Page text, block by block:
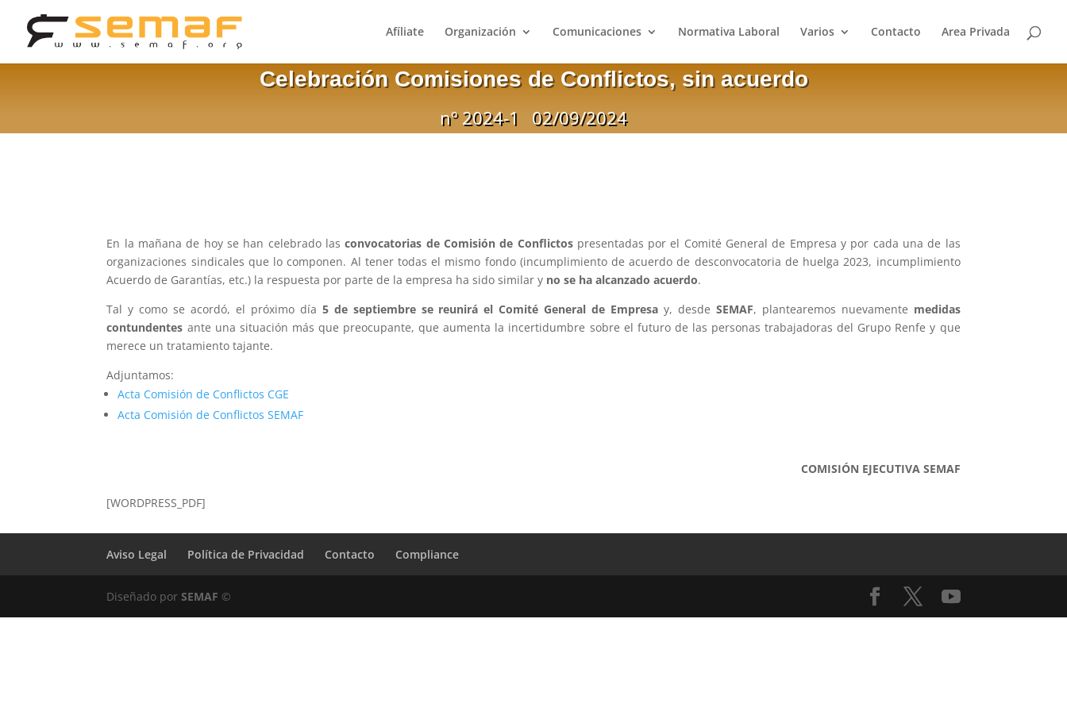
Afíliate Organización Comunicaciones Normativa Laboral Varios Contacto Area Privada
Celebración Comisiones de Conflictos, sin acuerdo
nº 2024-1 02/09/2024
En la mañana de hoy se han celebrado lasconvocatorias de Comisión de Conflictospresentadas por el Comité General de Empresa y por cada una de las
organizaciones sindicales que lo componen. Al tener todas el mismo fondo (incumplimiento de acuerdo de desconvocatoria de huelga 2023, incumplimiento
Acuerdo de Garantías, etc.) la respuesta por parte de la empresa ha sido similar y no se ha alcanzado acuerdo.
Tal y como se acordó, el próximo día 5 de septiembre se reunirá el Comité General de Empresa y, desde SEMAF, plantearemos nuevamente medidas
contundentes ante una situación más que preocupante, que aumenta la incertidumbre sobre el futuro de las personas trabajadoras del Grupo Renfe y que
merece un tratamiento tajante.
Adjuntamos:
Acta Comisión de Conflictos CGE
Acta Comisión de Conflictos SEMAF
COMISIÓN EJECUTIVA SEMAF
[WORDPRESS_PDF]
Aviso Legal Política de Privacidad Contacto Compliance
Diseñado porSEMAF ©